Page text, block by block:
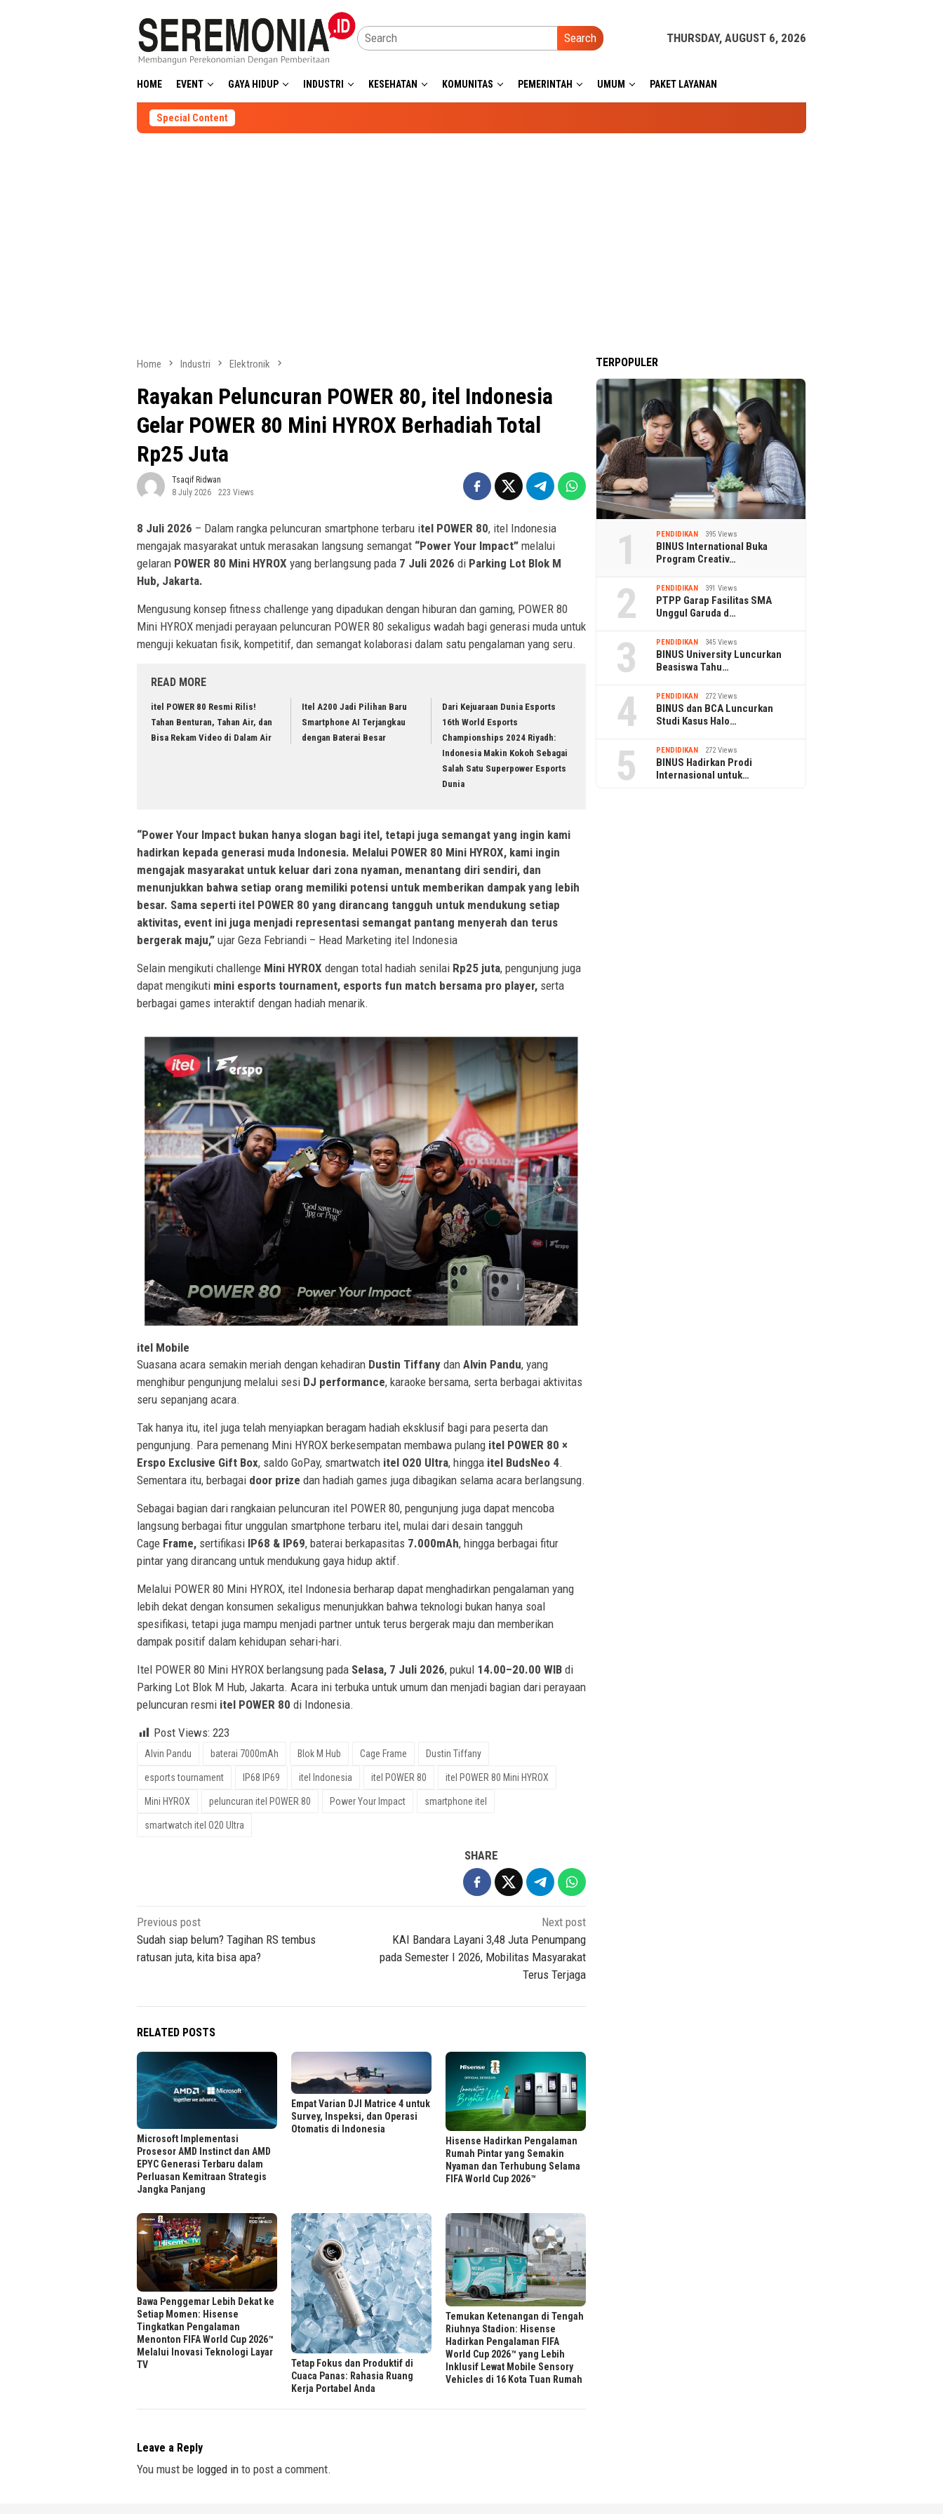
Search THURSDAY, AUGUST 6, 2026
HOME EVENT GAYA HIDUP INDUSTRI KESEHATAN KOMUNITAS PEMERINTAH UMUM PAKET LAYANAN
Special Content
Home Industri Elektronik
Rayakan Peluncuran POWER 80, itel Indonesia
Gelar POWER 80 Mini HYROX Berhadiah Total
Rp25 Juta
Tsaqif Ridwan
8 July 2026
223 Views
8 Juli 2026 – Dalam rangka peluncuran smartphone terbaru itel POWER 80, itel Indonesia
mengajak masyarakat untuk merasakan langsung semangat “Power Your Impact” melalui
gelaran POWER 80 Mini HYROX yang berlangsung pada 7 Juli 2026 di Parking Lot Blok M
Hub, Jakarta.
Mengusung konsep fitness challenge yang dipadukan dengan hiburan dan gaming, POWER 80
Mini HYROX menjadi perayaan peluncuran POWER 80 sekaligus wadah bagi generasi muda untuk
menguji kekuatan fisik, kompetitif, dan semangat kolaborasi dalam satu pengalaman yang seru.
READ MORE
itel POWER 80 Resmi Rilis!
Tahan Benturan, Tahan Air, dan
Bisa Rekam Video di Dalam Air
Itel A200 Jadi Pilihan Baru
Smartphone AI Terjangkau
dengan Baterai Besar
Dari Kejuaraan Dunia Esports
16th World Esports
Championships 2024 Riyadh:
Indonesia Makin Kokoh Sebagai
Salah Satu Superpower Esports
Dunia
“Power Your Impact bukan hanya slogan bagi itel, tetapi juga semangat yang ingin kami
hadirkan kepada generasi muda Indonesia. Melalui POWER 80 Mini HYROX, kami ingin
mengajak masyarakat untuk keluar dari zona nyaman, menantang diri sendiri, dan
menunjukkan bahwa setiap orang memiliki potensi untuk memberikan dampak yang lebih
besar. Sama seperti itel POWER 80 yang dirancang tangguh untuk mendukung setiap
aktivitas, event ini juga menjadi representasi semangat pantang menyerah dan terus
bergerak maju,” ujar Geza Febriandi – Head Marketing itel Indonesia
Selain mengikuti challenge Mini HYROX dengan total hadiah senilai Rp25 juta, pengunjung juga
dapat mengikuti mini esports tournament, esports fun match bersama pro player, serta
berbagai games interaktif dengan hadiah menarik.
itel Mobile
Suasana acara semakin meriah dengan kehadiran Dustin Tiffany dan Alvin Pandu, yang
menghibur pengunjung melalui sesi DJ performance, karaoke bersama, serta berbagai aktivitas
seru sepanjang acara.
Tak hanya itu, itel juga telah menyiapkan beragam hadiah eksklusif bagi para peserta dan
pengunjung. Para pemenang Mini HYROX berkesempatan membawa pulang itel POWER 80 ×
Erspo Exclusive Gift Box, saldo GoPay, smartwatch itel O20 Ultra, hingga itel BudsNeo 4.
Sementara itu, berbagai door prize dan hadiah games juga dibagikan selama acara berlangsung.
Sebagai bagian dari rangkaian peluncuran itel POWER 80, pengunjung juga dapat mencoba
langsung berbagai fitur unggulan smartphone terbaru itel, mulai dari desain tangguh
Cage Frame, sertifikasi IP68 & IP69, baterai berkapasitas 7.000mAh, hingga berbagai fitur
pintar yang dirancang untuk mendukung gaya hidup aktif.
Melalui POWER 80 Mini HYROX, itel Indonesia berharap dapat menghadirkan pengalaman yang
lebih dekat dengan konsumen sekaligus menunjukkan bahwa teknologi bukan hanya soal
spesifikasi, tetapi juga mampu menjadi partner untuk terus bergerak maju dan memberikan
dampak positif dalam kehidupan sehari-hari.
Itel POWER 80 Mini HYROX berlangsung pada Selasa, 7 Juli 2026, pukul 14.00–20.00 WIB di
Parking Lot Blok M Hub, Jakarta. Acara ini terbuka untuk umum dan menjadi bagian dari perayaan
peluncuran resmi itel POWER 80 di Indonesia.
Post Views: 223
Alvin Pandu baterai 7000mAh Blok M Hub Cage Frame Dustin Tiffany
esports tournament IP68 IP69 itel Indonesia itel POWER 80 itel POWER 80 Mini HYROX
Mini HYROX peluncuran itel POWER 80 Power Your Impact smartphone itel
smartwatch itel O20 Ultra
SHARE
Post
navigation
Previous post
Sudah siap belum? Tagihan RS tembus
ratusan juta, kita bisa apa?
Next post
KAI Bandara Layani 3,48 Juta Penumpang
pada Semester I 2026, Mobilitas Masyarakat
Terus Terjaga
RELATED POSTS
Microsoft Implementasi
Prosesor AMD Instinct dan AMD
EPYC Generasi Terbaru dalam
Perluasan Kemitraan Strategis
Jangka Panjang
Empat Varian DJI Matrice 4 untuk
Survey, Inspeksi, dan Operasi
Otomatis di Indonesia
Hisense Hadirkan Pengalaman
Rumah Pintar yang Semakin
Nyaman dan Terhubung Selama
FIFA World Cup 2026™
Bawa Penggemar Lebih Dekat ke
Setiap Momen: Hisense
Tingkatkan Pengalaman
Menonton FIFA World Cup 2026™
Melalui Inovasi Teknologi Layar
TV
Tetap Fokus dan Produktif di
Cuaca Panas: Rahasia Ruang
Kerja Portabel Anda
Temukan Ketenangan di Tengah
Riuhnya Stadion: Hisense
Hadirkan Pengalaman FIFA
World Cup 2026™ yang Lebih
Inklusif Lewat Mobile Sensory
Vehicles di 16 Kota Tuan Rumah
Leave a Reply
You must be logged in to post a comment.
TERPOPULER
1 PENDIDIKAN 395 Views
BINUS International Buka
Program Creativ…
2 PENDIDIKAN 391 Views
PTPP Garap Fasilitas SMA
Unggul Garuda d…
3 PENDIDIKAN 345 Views
BINUS University Luncurkan
Beasiswa Tahu…
4 PENDIDIKAN 272 Views
BINUS dan BCA Luncurkan
Studi Kasus Halo…
5 PENDIDIKAN 272 Views
BINUS Hadirkan Prodi
Internasional untuk…